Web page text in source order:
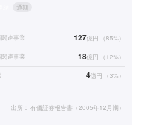
通期
連事業 127億円 （85%）
連事業 18億円 （ 12%）
4億円 （3%）
出所： 有価証券報告書（2005年12月期）